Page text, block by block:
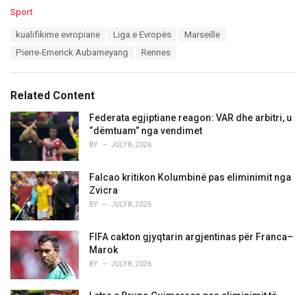
C
i
e
s
Sport
kualifikime evropiane Liga e Evropës
Marseille
Pierre-Emerick Aubameyang
Rennes
Related Content
Federata egjiptiane reagon: VAR dhe arbitri, u
“dëmtuam” nga vendimet
BY JULY 8, 2026
Falcao kritikon Kolumbinë pas eliminimit nga
Zvicra
BY JULY 8, 2026
FIFA cakton gjyqtarin argjentinas për Franca–
Marok
BY JULY 8, 2026